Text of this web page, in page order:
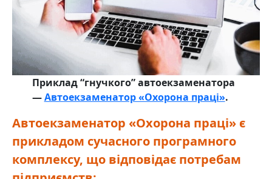
Приклад “гнучкого” автоекзаменатора
—Автоекзаменатор «Охорона праці».
Автоекзаменатор «Охорона праці» є
прикладом сучасного програмного
комплексу, що відповідає потребам